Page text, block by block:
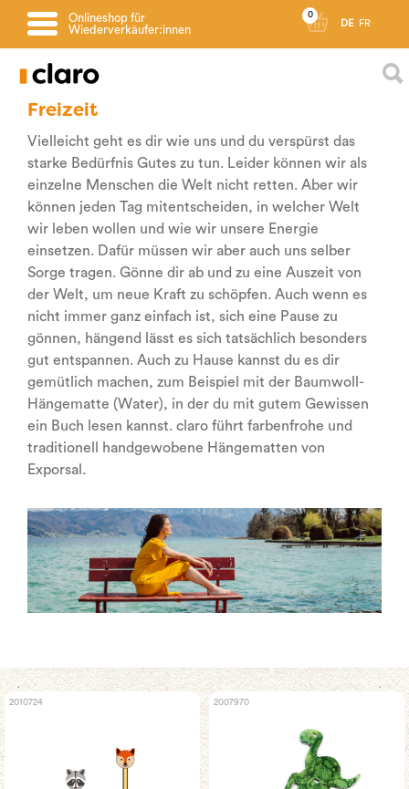
DE FR
0
Onlineshop für
Wiederverkäufer:innen
Freizeit
Vielleicht geht es dir wie uns und du verspürst das
starke Bedürfnis Gutes zu tun. Leider können wir als
einzelne Menschen die Welt nicht retten. Aber wir
können jeden Tag mitentscheiden, in welcher Welt
wir leben wollen und wie wir unsere Energie
einsetzen. Dafür müssen wir aber auch uns selber
Sorge tragen. Gönne dir ab und zu eine Auszeit von
der Welt, um neue Kraft zu schöpfen. Auch wenn es
nicht immer ganz einfach ist, sich eine Pause zu
gönnen, hängend lässt es sich tatsächlich besonders
gut entspannen. Auch zu Hause kannst du es dir
gemütlich machen, zum Beispiel mit der Baumwoll-
Hängematte (Water), in der du mit gutem Gewissen
ein Buch lesen kannst. claro führt farbenfrohe und
traditionell handgewobene Hängematten von
Exporsal.
2010724 2007970